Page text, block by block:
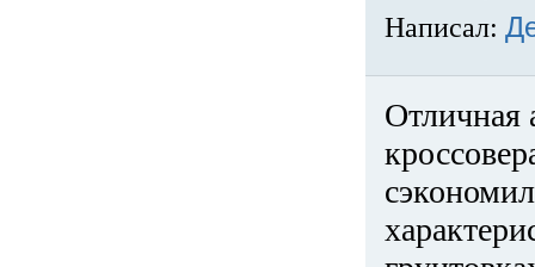
Написал:
Отличная